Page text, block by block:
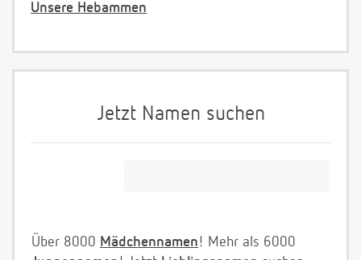
Unsere Hebammen
Jetzt Namen suchen
Über 8000 Mädchennamen! Mehr als 6000